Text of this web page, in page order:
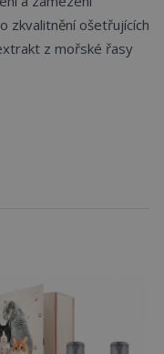
zkvalitnění ošetřujících
z mořské řasy